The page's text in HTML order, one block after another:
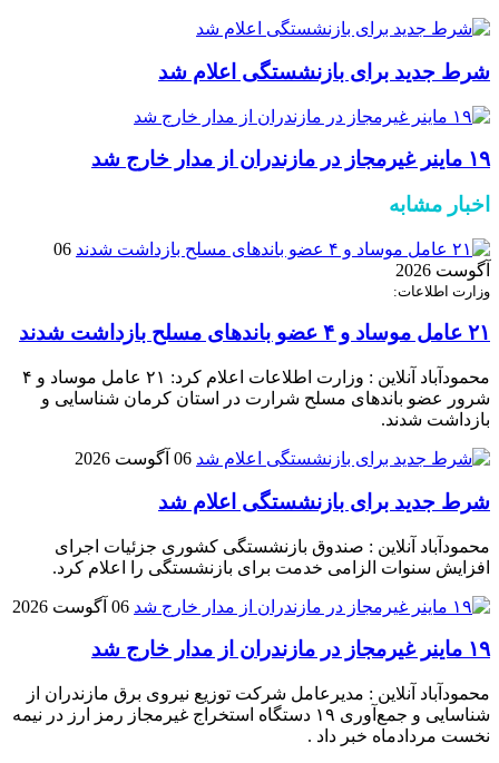
شرط جدید برای بازنشستگی اعلام شد
۱۹ ماینر غیرمجاز در مازندران از مدار خارج شد
اخبار مشابه
06
آگوست 2026
وزارت اطلاعات:
۲۱ عامل موساد و ۴ عضو باند‌های مسلح بازداشت شدند
محمودآباد آنلاین : وزارت اطلاعات اعلام کرد: ۲۱ عامل موساد و ۴
شرور عضو باند‌های مسلح شرارت در استان کرمان شناسایی و
بازداشت شدند.
06 آگوست 2026
شرط جدید برای بازنشستگی اعلام شد
محمودآباد آنلاین : صندوق بازنشستگی کشوری جزئیات اجرای
افزایش سنوات الزامی خدمت برای بازنشستگی را اعلام کرد.
06 آگوست 2026
۱۹ ماینر غیرمجاز در مازندران از مدار خارج شد
محمودآباد آنلاین : مدیرعامل شرکت توزیع نیروی برق مازندران از
شناسایی و جمع‌آوری ۱۹ دستگاه استخراج غیرمجاز رمز ارز در نیمه
نخست مردادماه خبر داد .